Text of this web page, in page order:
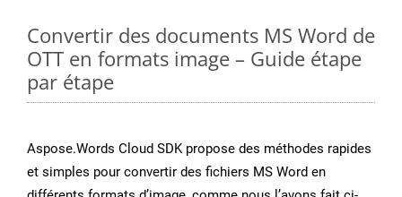
Convertir des documents MS Word de
OTT en formats image – Guide étape
par étape
Aspose.Words Cloud SDK propose des méthodes rapides
et simples pour convertir des fichiers MS Word en